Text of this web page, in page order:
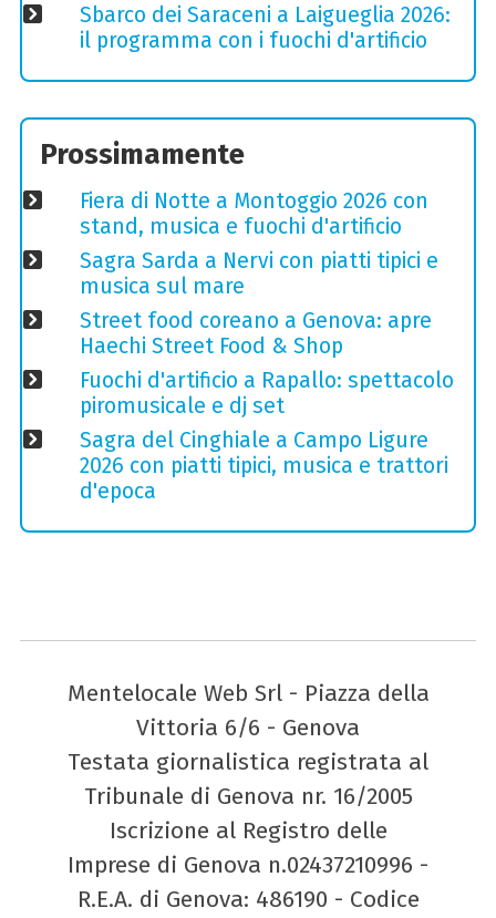
Sbarco dei Saraceni a Laigueglia 2026:
il programma con i fuochi d'artificio
Prossimamente
Fiera di Notte a Montoggio 2026 con
stand, musica e fuochi d'artificio
Sagra Sarda a Nervi con piatti tipici e
musica sul mare
Street food coreano a Genova: apre
Haechi Street Food & Shop
Fuochi d'artificio a Rapallo: spettacolo
piromusicale e dj set
Sagra del Cinghiale a Campo Ligure
2026 con piatti tipici, musica e trattori
d'epoca
Mentelocale Web Srl - Piazza della
Vittoria 6/6 - Genova
Testata giornalistica registrata al
Tribunale di Genova nr. 16/2005
Iscrizione al Registro delle
Imprese di Genova n.02437210996 -
R.E.A. di Genova: 486190 - Codice